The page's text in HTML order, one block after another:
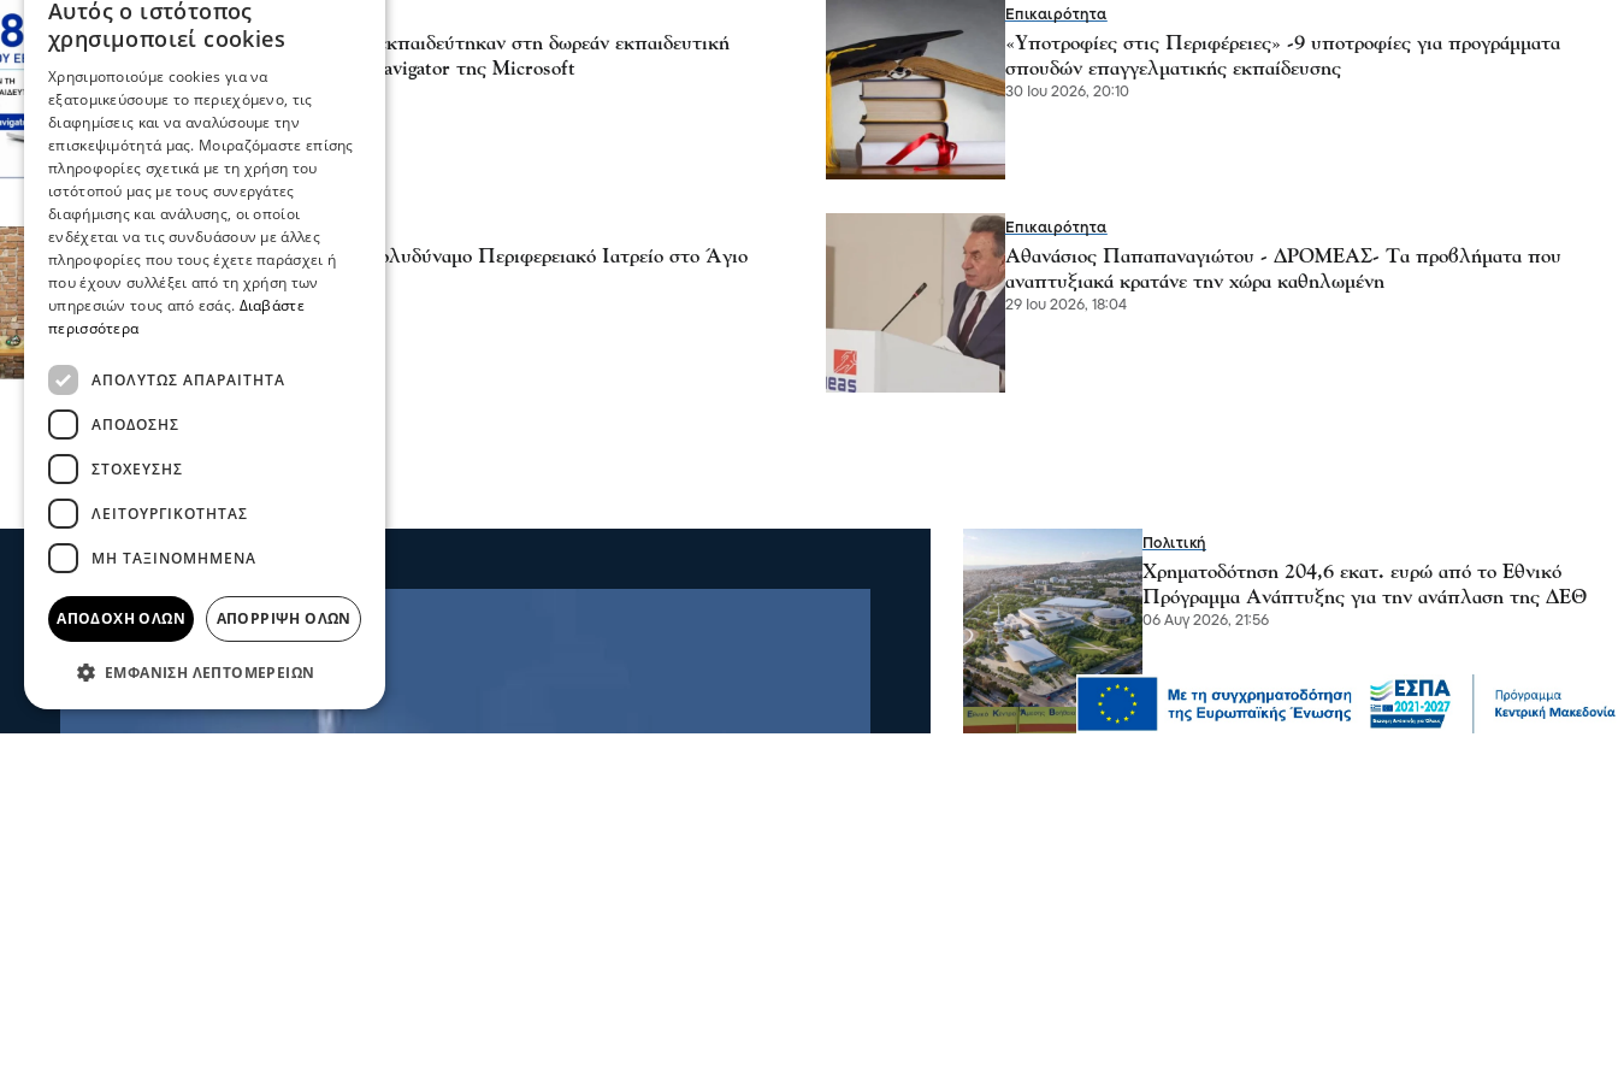
Επικαιρότητα
1.680 μέλη του ΕΒΕΘ εκπαιδεύτηκαν στη δωρεάν εκπαιδευτική
πλατφόρμα AI Skills Navigator της Microsoft
30 Ιου 2026, 20:24
Επικαιρότητα
«Υποτροφίες στις Περιφέρειες» -9 υποτροφίες για προγράμματα
σπουδών επαγγελματικής εκπαίδευσης
30 Ιου 2026, 20:10
Πολιτική
Αθηνά Αηδονά -Νέο Πολυδύναμο Περιφερειακό Ιατρείο στο Άγιο
Όρος
29 Ιου 2026, 18:19
Επικαιρότητα
Αθανάσιος Παπαπαναγιώτου - ΔΡΟΜΕΑΣ- Τα προβλήματα που
αναπτυξιακά κρατάνε την χώρα καθηλωμένη
29 Ιου 2026, 18:04
Πολιτική
Χρηματοδότηση 204,6 εκατ. ευρώ από το Εθνικό
Πρόγραμμα Ανάπτυξης για την ανάπλαση της ΔΕΘ
06 Αυγ 2026, 21:56
Επικαιρότητα
Αυτός ο ιστότοπος
χρησιμοποιεί cookies
Χρησιμοποιούμε cookies για να
εξατομικεύσουμε το περιεχόμενο, τις
διαφημίσεις και να αναλύσουμε την
επισκεψιμότητά μας. Μοιραζόμαστε επίσης
πληροφορίες σχετικά με τη χρήση του
ιστότοπού μας με τους συνεργάτες
διαφήμισης και ανάλυσης, οι οποίοι
ενδέχεται να τις συνδυάσουν με άλλες
πληροφορίες που τους έχετε παράσχει ή
που έχουν συλλέξει από τη χρήση των
υπηρεσιών τους από εσάς. Διαβάστε
περισσότερα
ΑΠΟΛΎΤΩΣ ΑΠΑΡΑΊΤΗΤΑ
ΑΠΌΔΟΣΗΣ
ΣΤΌΧΕΥΣΗΣ
ΛΕΙΤΟΥΡΓΙΚΌΤΗΤΑΣ
ΜΗ ΤΑΞΙΝΟΜΗΜΈΝΑ
ΑΠΟΔΟΧΉ ΌΛΩΝ ΑΠΌΡΡΙΨΗ ΌΛΩΝ
ΕΜΦΆΝΙΣΗ ΛΕΠΤΟΜΕΡΕΙΏΝ